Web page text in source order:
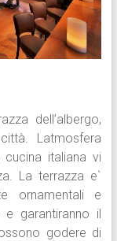
dell’albergo,
Latmosfera
italiana vi
La terrazza e`
ornamentali e
garantiranno il
godere di